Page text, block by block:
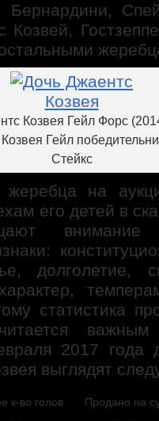
Козвей,
Козвея Гейл Форс
Гейл
Стейкс
на
его детей в
долголетие,
статистика
важным
2017 года
выглядят
к-во голов Продано на